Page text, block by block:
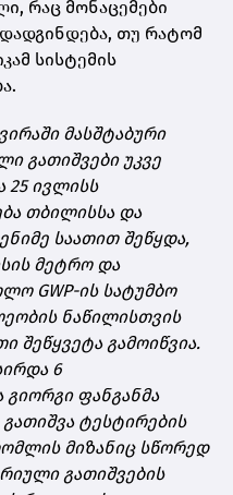
რაც მონაცემები
თუ რატომ
სისტემის
მასშტაბური
გათიშვები უკვე
25 ივლისს
თბილისსა და
საათით შეწყდა,
მეტრო და
GWP-ის სატუმბო
ნაწილისთვის
შეწყვეტა გამოიწვია.
6
გიორგი ფანგანმა
ტესტირების
მიზანიც სწორედ
გათიშვების